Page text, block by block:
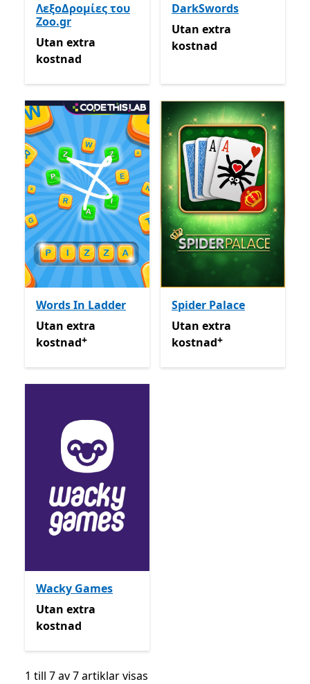
ΛεξοΔρομίες του
Zoo.gr
Utan extra kostnad
Utan extra
kostnad
DarkSwords
Utan extra kostnad
Utan extra
kostnad
Words In Ladder
Utan extra kostnad
Erbjuder köp i appen
Utan extra
kostnad+
Spider Palace
Utan extra kostnad
Utan extra
kostnad+
Wacky Games
Utan extra kostnad
Utan extra
kostnad
1 till 7 av 7 artiklar visas
1 till 7 av 7 artiklar visas